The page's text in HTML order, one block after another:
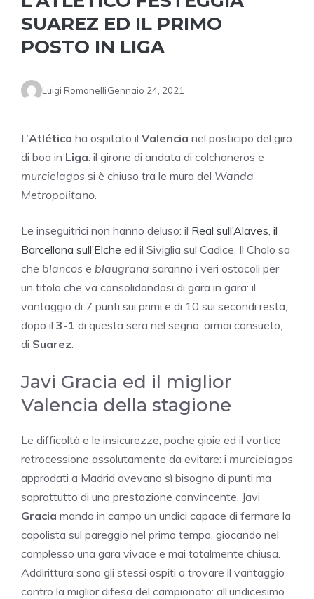
SUAREZ ED IL PRIMO
POSTO IN LIGA
Luigi RomanelliGennaio 24, 2021
L’Atlético ha ospitato il Valencia nel posticipo del giro
di boa in Liga: il girone di andata di colchoneros e
murcielagos si è chiuso tra le mura del Wanda
Metropolitano.
Le inseguitrici non hanno deluso: il Real sull’Alaves, il
Barcellona sull’Elche ed il Siviglia sul Cadice. Il Cholo sa
che blancos e blaugrana saranno i veri ostacoli per
un titolo che va consolidandosi di gara in gara: il
vantaggio di 7 punti sui primi e di 10 sui secondi resta,
dopo il 3-1 di questa sera nel segno, ormai consueto,
di Suarez.
Javi Gracia ed il miglior
Valencia della stagione
Le difficoltà e le insicurezze, poche gioie ed il vortice
retrocessione assolutamente da evitare: i murcielagos
approdati a Madrid avevano sì bisogno di punti ma
soprattutto di una prestazione convincente. Javi
Gracia manda in campo un undici capace di fermare la
capolista sul pareggio nel primo tempo, giocando nel
complesso una gara vivace e mai totalmente chiusa.
Addirittura sono gli stessi ospiti a trovare il vantaggio
contro la miglior difesa del campionato: all’undicesimo